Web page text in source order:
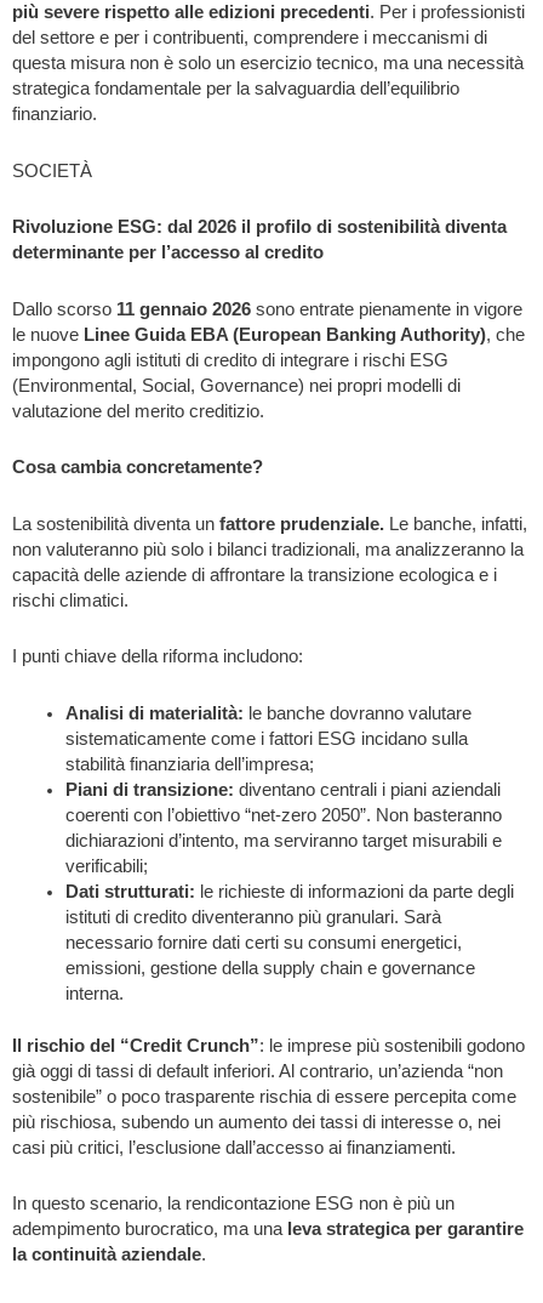
più severe rispetto alle edizioni precedenti. Per i professionisti
del settore e per i contribuenti, comprendere i meccanismi di
questa misura non è solo un esercizio tecnico, ma una necessità
strategica fondamentale per la salvaguardia dell’equilibrio
finanziario.
SOCIETÀ
Rivoluzione ESG: dal 2026 il profilo di sostenibilità diventa
determinante per l’accesso al credito
Dallo scorso 11 gennaio 2026 sono entrate pienamente in vigore
le nuove Linee Guida EBA (European Banking Authority), che
impongono agli istituti di credito di integrare i rischi ESG
(Environmental, Social, Governance) nei propri modelli di
valutazione del merito creditizio.
Cosa cambia concretamente?
La sostenibilità diventa un fattore prudenziale. Le banche, infatti,
non valuteranno più solo i bilanci tradizionali, ma analizzeranno la
capacità delle aziende di affrontare la transizione ecologica e i
rischi climatici.
I punti chiave della riforma includono:
Analisi di materialità: le banche dovranno valutare
sistematicamente come i fattori ESG incidano sulla
stabilità finanziaria dell’impresa;
Piani di transizione: diventano centrali i piani aziendali
coerenti con l’obiettivo “net-zero 2050”. Non basteranno
dichiarazioni d’intento, ma serviranno target misurabili e
verificabili;
Dati strutturati: le richieste di informazioni da parte degli
istituti di credito diventeranno più granulari. Sarà
necessario fornire dati certi su consumi energetici,
emissioni, gestione della supply chain e governance
interna.
rischio del “Credit Crunch”: le imprese più sostenibili godono
già oggi di tassi di default inferiori. Al contrario, un’azienda “non
sostenibile” o poco trasparente rischia di essere percepita come
più rischiosa, subendo un aumento dei tassi di interesse o, nei
casi più critici, l’esclusione dall’accesso ai finanziamenti.
In questo scenario, la rendicontazione ESG non è più un
adempimento burocratico, ma una leva strategica per garantire
la continuità aziendale.